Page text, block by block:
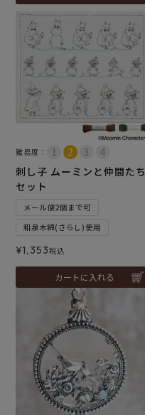
難易度：
刺し子 ムーミンと仲間たち
セット
メール便2個まで可
和泉木綿(さらし)使用
¥1,353税込
カートに入れる